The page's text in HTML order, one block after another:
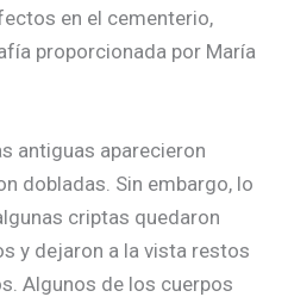
en el cementerio,
proporcionada por María
antiguas aparecieron
dobladas. Sin embargo, lo
criptas quedaron
y dejaron a la vista restos
Algunos de los cuerpos